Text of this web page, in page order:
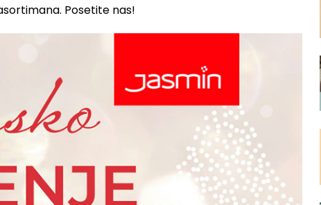
Posetite nas!